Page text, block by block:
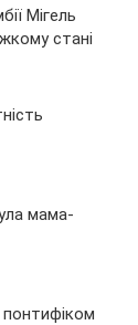
Мігель
стані
мама-